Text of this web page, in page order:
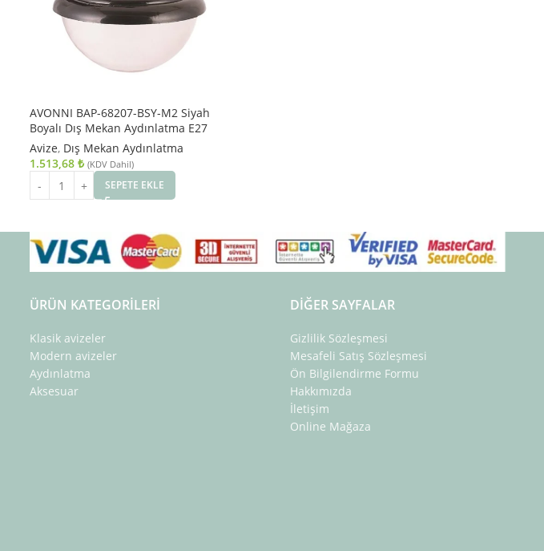
AVONNI BAP-68207-BSY-M2 Siyah
Boyalı Dış Mekan Aydınlatma E27
ABS Polikarbon Cam 30x27cm
Avize, Dış Mekan Aydınlatma
1.513,68 ₺ (KDV Dahil)
SEPETE EKLE
ÜRÜN KATEGORILERI
Klasik avizeler
Modern avizeler
Aydınlatma
Aksesuar
DIĞER SAYFALAR
Gizlilik Sözleşmesi
Mesafeli Satış Sözleşmesi
Ön Bilgilendirme Formu
Hakkımızda
İletişim
Online Mağaza